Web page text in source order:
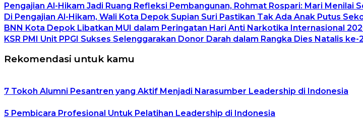
Pengajian Al-Hikam Jadi Ruang Refleksi Pembangunan, Rohmat Rospari: Mari Menilai
Di Pengajian Al-Hikam, Wali Kota Depok Supian Suri Pastikan Tak Ada Anak Putus
BNN Kota Depok Libatkan MUI dalam Peringatan Hari Anti Narkotika Internasional
KSR PMI Unit PPGI Sukses Selenggarakan Donor Darah dalam Rangka Dies Natalis ke-
Rekomendasi untuk kamu
7 Tokoh Alumni Pesantren yang Aktif Menjadi Narasumber Leadership di Indonesia
5 Pembicara Profesional Untuk Pelatihan Leadership di Indonesia